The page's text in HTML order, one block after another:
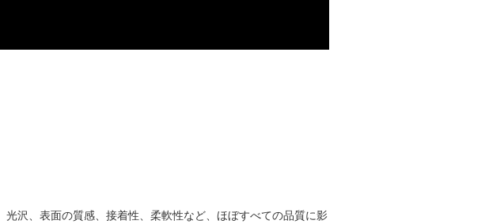
沢、表面の質感、接着性、柔軟性など、ほぼすべての品質に影